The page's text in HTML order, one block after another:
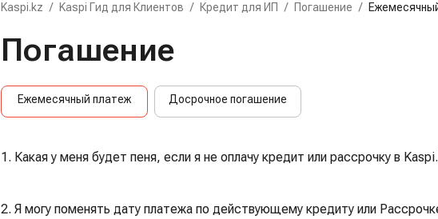
Kaspi.kz / Kaspi Гид для Клиентов / Кредит для ИП / Погашение /
Погашение
Ежемесячный платеж Досрочное погашение
1. Какая у меня будет пеня, если я не оплачу кредит или рассрочку в
2. Я могу поменять дату платежа по действующему кредиту или